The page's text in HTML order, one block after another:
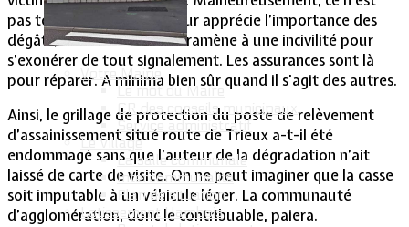
Votre Mairie
Le mot du Maire
CR des conseils municipaux
Service administratif
Le Village
La salle communale
Intercommunalité
Plan de situation
Lotissement Hambois
pas toujours le cas. L’auteur apprécie l’importance des
dégâts, les minimise et les ramène à une incivilité pour
s’exonérer de tout signalement. Les assurances sont là
pour réparer. A minima bien sûr quand il s'agit des autres.
Ainsi, le grillage de protection du poste de relèvement
d’assainissement situé route de Trieux a-t-il été
endommagé sans que l’auteur de la dégradation n’ait
laissé de carte de visite. On ne peut imaginer que la casse
soit imputable à un véhicule léger. La communauté
d’agglomération, donc le contribuable, paiera.